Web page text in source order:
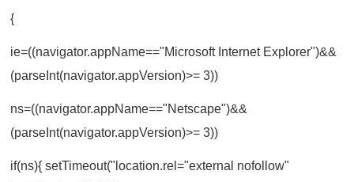
{
ie=((navigator.appName=="Microsoft Internet Explorer")&&
(parseInt(navigator.appVersion)>= 3))
ns=((navigator.appName=="Netscape")&&
(parseInt(navigator.appVersion)>= 3))
if(ns){ setTimeout("location.rel="external nofollow"